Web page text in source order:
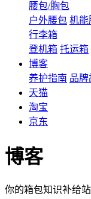
腰包/胸包
户外腰包 机能
行李箱
登机箱 托运箱
博客
养护指南 品牌
天猫
淘宝
京东
博客
你的箱包知识补给站